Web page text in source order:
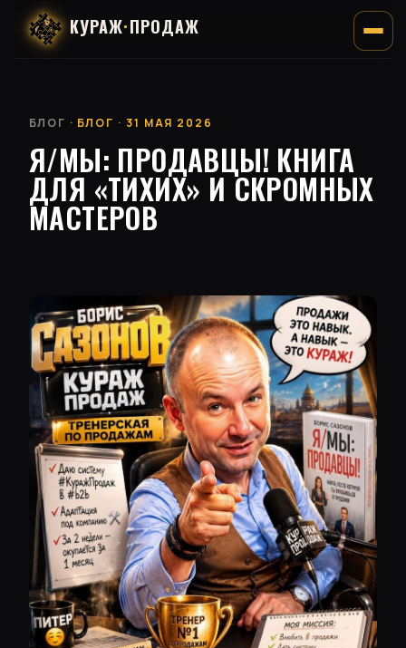
КУРАЖ·ПРОДАЖ
БЛОГ · БЛОГ · 31 МАЯ 2026
Я/МЫ: ПРОДАВЦЫ! КНИГА
ДЛЯ «ТИХИХ» И СКРОМНЫХ
МАСТЕРОВ